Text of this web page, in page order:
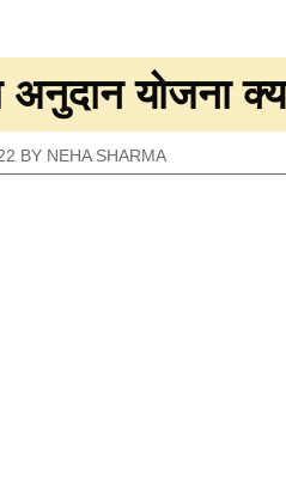
अनुदान योजना
BY NEHA SHARMA